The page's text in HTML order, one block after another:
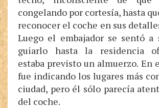
congelando por cortesía, hasta
reconocer el coche en sus
Luego el embajador se sentó a
guiarlo hasta la residencia
estaba previsto un almuerzo. En
fue indicando los lugares más
ciudad, pero él sólo parecía
del coche.